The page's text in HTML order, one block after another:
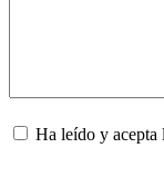
Ha leído y acepta